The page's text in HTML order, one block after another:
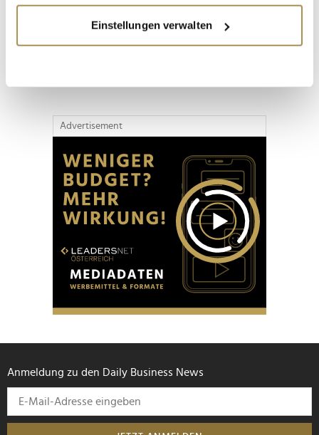
Informationen über Ihre geografische Lage
erfassen, welche bis auf einige Meter genau sein
Erfahren Sie mehr darüber, wie Ihre persönlichen Daten
verarbeitet werden, und legen Sie Ihre Präferenzen im
Abschnitt Einzelheitenfest.
Wir verwenden Cookies, um Inhalte und Anzeigen zu
personalisieren, Funktionen für soziale Medien anbieten
zu können und die Zugriffe auf unsere Website zu
analysieren. Außerdem geben wir Informationen zu Ihrer
Verwendung unserer Website an unsere Partner für
soziale Medien, Werbung und Analysen weiter. Unsere
Partner führen diese Informationen möglicherweise mit
weiteren Daten zusammen, die Sie ihnen bereitgestellt
gesammelt haben.
Einstellungen verwalten
Seite 1 / 17 WEITER
Advertisement
Anmeldung zu den Daily Business News